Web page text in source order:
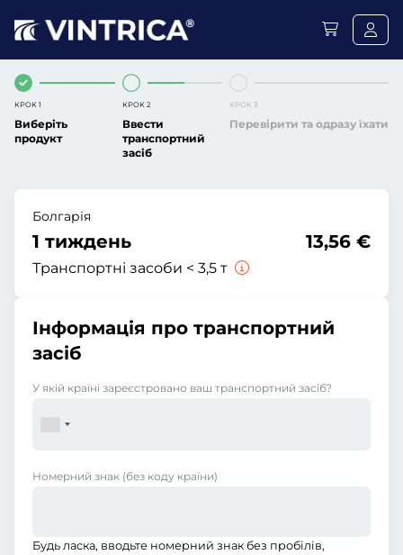
КРОК 1
Виберіть
продукт
КРОК 2
Ввести
транспортний
засіб
КРОК 3
Перевірити та одразу їхати
Болгарія
1 тиждень
Транспортні засоби < 3,5 т
13,56 €
Інформація про транспортний
засіб
У якій країні зареєстровано ваш транспортний засіб?
Номерний знак (без коду країни)
Будь ласка, вводьте номерний знак без пробілів,